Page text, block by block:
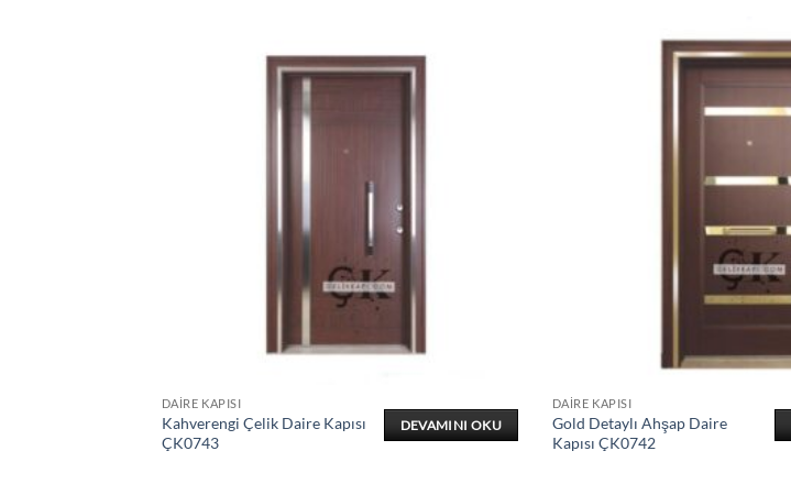
DAIRE KAPISI
Kahverengi Çelik Daire Kapısı
ÇK0743
DEVAMINI OKU
DAIRE KAPISI
Gold Detaylı Ahşap Daire
Kapısı ÇK0742